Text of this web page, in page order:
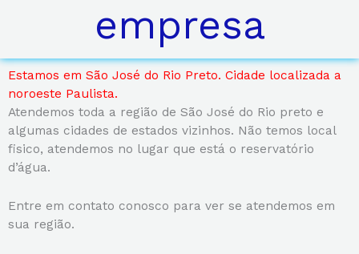
empresa
Estamos em São José do Rio Preto. Cidade localizada a
noroeste Paulista.
Atendemos toda a região de São José do Rio preto e
algumas cidades de estados vizinhos. Não temos local
fisico, atendemos no lugar que está o reservatório
d’água.
Entre em contato conosco para ver se atendemos em
sua região.